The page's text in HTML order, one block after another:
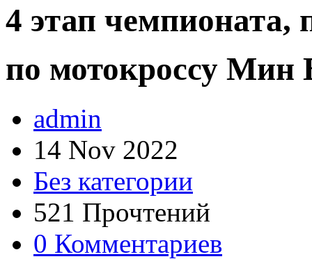
4 этап чемпионата,
по мотокроссу Мин
admin
14 Nov 2022
Без категории
521 Прочтений
0 Комментариев